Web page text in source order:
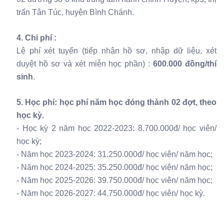
trấn Tân Túc, huyện Bình Chánh.
4. Chi phí :
Lệ phí xét tuyển (tiếp nhận hồ sơ, nhập dữ liệu, xét
duyệt hồ sơ và xét miễn học phần) : 600.000 đồng/thí
sinh.
5. Học phí: học phí năm học đóng thành 02 đợt, theo
học kỳ.
- Học kỳ 2 năm học 2022-2023: 8.700.000đ/ học viên/
học kỳ;
- Năm học 2023-2024: 31.250.000đ/ học viên/ năm học;
- Năm học 2024-2025: 35.250.000đ/ học viên/ năm học;
- Năm học 2025-2026: 39.750.000đ/ học viên/ năm học;
- Năm học 2026-2027: 44.750.000đ/ học viên/ học kỳ.